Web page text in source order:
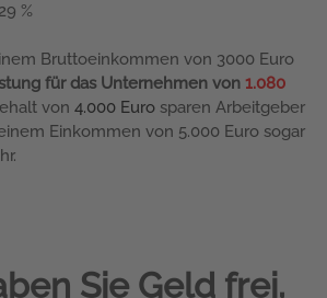
%
Bruttoeinkommen von 3000 Euro
für das Unternehmen von 1.080
von 4.000 Euro sparen Arbeitgeber
Einkommen von 5.000 Euro sogar
Sie Geld frei,